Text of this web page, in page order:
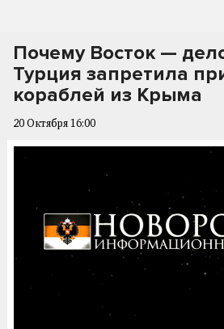
Почему Восток —
Турция запретила
кораблей из Крыма
20 Октября 16:00